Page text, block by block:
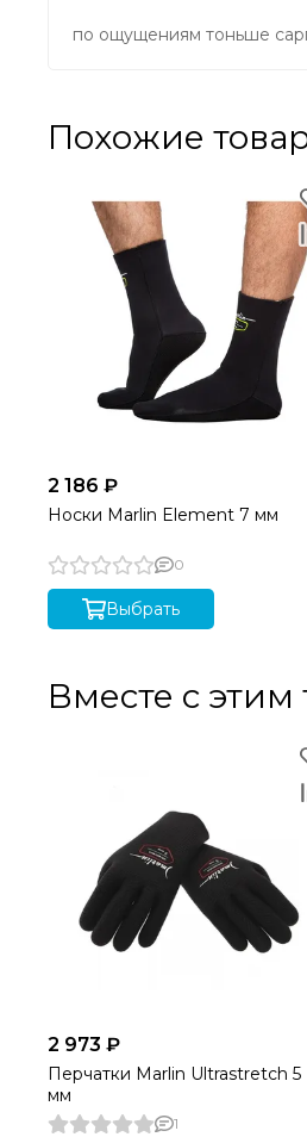
по ощущениям тоньше
Похожие
2 186 ₽
Носки Marlin Element 7 мм
0
Выбрать
Вместе с
2 973 ₽
Перчатки Marlin Ultrastretch 5
мм
1